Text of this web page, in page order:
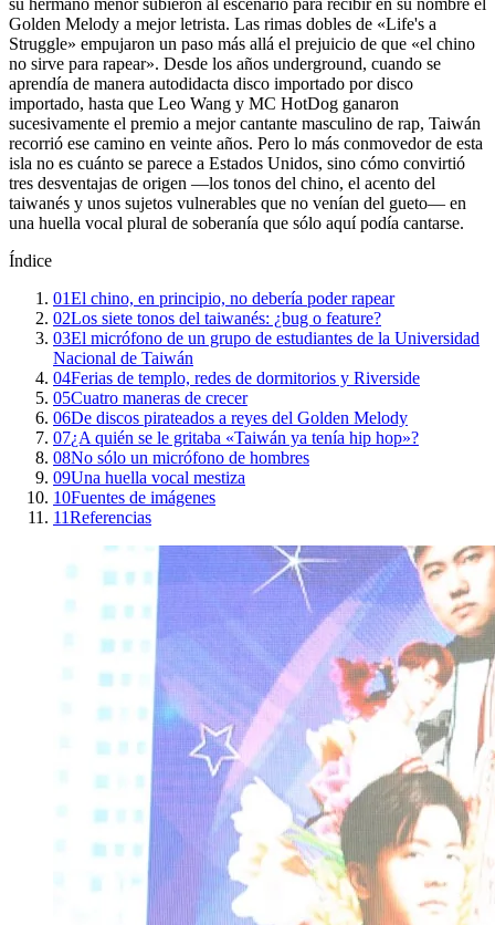
su hermano menor subieron al escenario para recibir en su nombre el
Golden Melody a mejor letrista. Las rimas dobles de «Life's a
Struggle» empujaron un paso más allá el prejuicio de que «el chino
no sirve para rapear». Desde los años underground, cuando se
aprendía de manera autodidacta disco importado por disco
importado, hasta que Leo Wang y MC HotDog ganaron
sucesivamente el premio a mejor cantante masculino de rap, Taiwán
recorrió ese camino en veinte años. Pero lo más conmovedor de esta
isla no es cuánto se parece a Estados Unidos, sino cómo convirtió
tres desventajas de origen —los tonos del chino, el acento del
taiwanés y unos sujetos vulnerables que no venían del gueto— en
una huella vocal plural de soberanía que sólo aquí podía cantarse.
Índice
01El chino, en principio, no debería poder rapear
02Los siete tonos del taiwanés: ¿bug o feature?
03El micrófono de un grupo de estudiantes de la Universidad
Nacional de Taiwán
04Ferias de templo, redes de dormitorios y Riverside
05Cuatro maneras de crecer
06De discos pirateados a reyes del Golden Melody
07¿A quién se le gritaba «Taiwán ya tenía hip hop»?
08No sólo un micrófono de hombres
09Una huella vocal mestiza
10Fuentes de imágenes
11Referencias